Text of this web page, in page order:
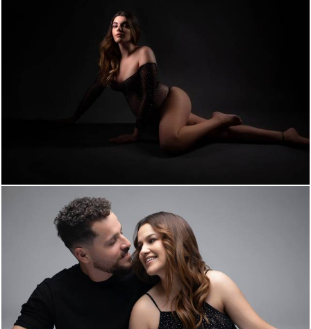
1400
857 0